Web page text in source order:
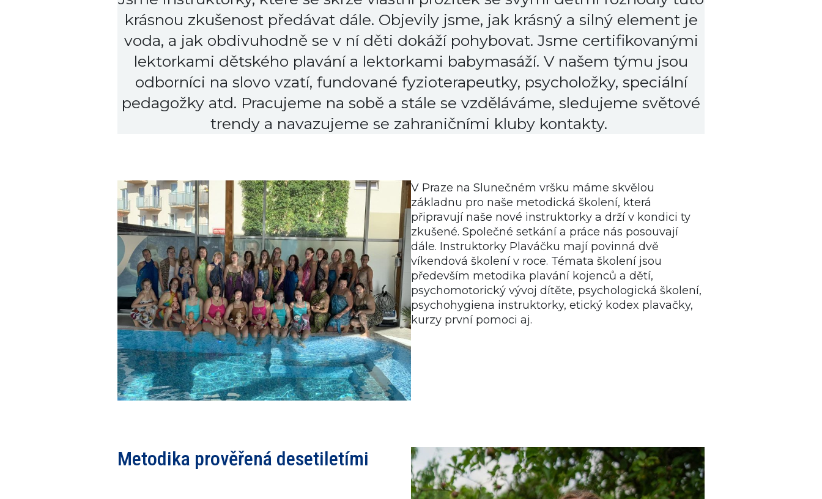
krásnou zkušenost předávat dále. Objevily jsme, jak krásný a silný element je
voda, a jak obdivuhodně se v ní děti dokáží pohybovat. Jsme certifikovanými
lektorkami dětského plavání a lektorkami babymasáží. V našem týmu jsou
odborníci na slovo vzatí, fundované fyzioterapeutky, psycholožky, speciální
pedagožky atd. Pracujeme na sobě a stále se vzděláváme, sledujeme světové
trendy a navazujeme se zahraničními kluby kontakty.
V Praze na Slunečném vršku máme skvělou
základnu pro naše metodická školení, která
připravují naše nové instruktorky a drží v kondici ty
zkušené. Společné setkání a práce nás posouvají
dále. Instruktorky Plaváčku mají povinná dvě
víkendová školení v roce. Témata školení jsou
především metodika plavání kojenců a dětí,
psychomotorický vývoj dítěte, psychologická školení,
psychohygiena instruktorky, etický kodex plavačky,
kurzy první pomoci aj.
Metodika prověřená desetiletími